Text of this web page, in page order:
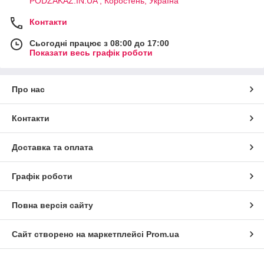
Контакти
Сьогодні працює з 08:00 до 17:00
Показати весь графік роботи
Про нас
Контакти
Доставка та оплата
Графік роботи
Повна версія сайту
Сайт створено на маркетплейсі Prom.ua